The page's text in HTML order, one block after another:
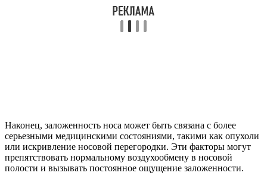
Наконец, заложенность носа может быть связана с более
серьезными медицинскими состояниями, такими как опухоли
или искривление носовой перегородки. Эти факторы могут
препятствовать нормальному воздухообмену в носовой
полости и вызывать постоянное ощущение заложенности.